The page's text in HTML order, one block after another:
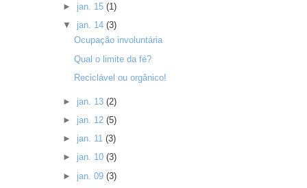
► jan. 15 (1)
▼ jan. 14 (3)
Ocupação involuntária
Qual o limite da fé?
Reciclável ou orgânico!
► jan. 13 (2)
► jan. 12 (5)
► jan. 11 (3)
► jan. 10 (3)
► jan. 09 (3)